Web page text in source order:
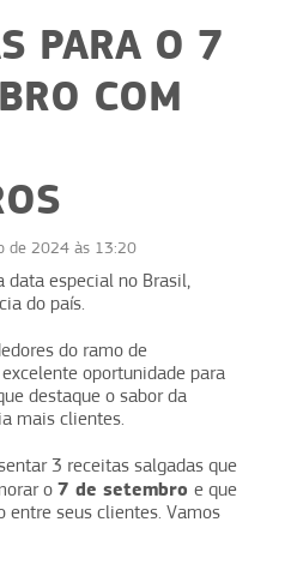
PARA O 7
COM
de 2024 às 13:20
data especial no Brasil,
do país.
do ramo de
oportunidade para
destaque o sabor da
mais clientes.
3 receitas salgadas que
o 7 de setembro e que
entre seus clientes. Vamos